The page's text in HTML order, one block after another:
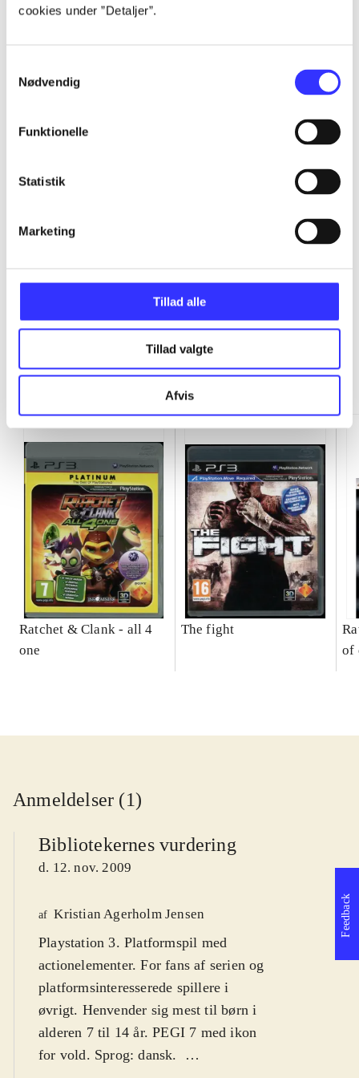
cookies under ”Detaljer”.
Nødvendig
Funktionelle
Statistik
Marketing
Tillad alle
Tillad valgte
Afvis
Minder om
Ratchet & Clank - all 4
one
The fight
of
Anmeldelser (1)
Bibliotekernes vurdering
d. 12. nov. 2009
af Kristian Agerholm Jensen
Playstation 3. Platformspil med
actionelementer. For fans af serien og
platformsinteresserede spillere i
øvrigt. Henvender sig mest til børn i
alderen 7 til 14 år. PEGI 7 med ikon
for vold. Sprog: dansk.
Feedback